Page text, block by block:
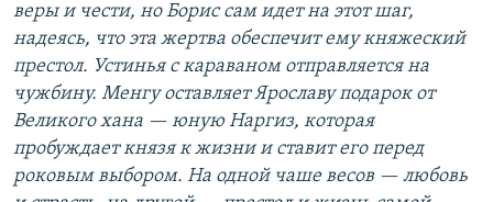
веры и чести, но Борис сам идет на этот шаг,
надеясь, что эта жертва обеспечит ему княжеский
престол. Устинья с караваном отправляется на
чужбину. Менгу оставляет Ярославу подарок от
Великого хана — юную Наргиз, которая
пробуждает князя к жизни и ставит его перед
роковым выбором. На одной чаше весов — любовь